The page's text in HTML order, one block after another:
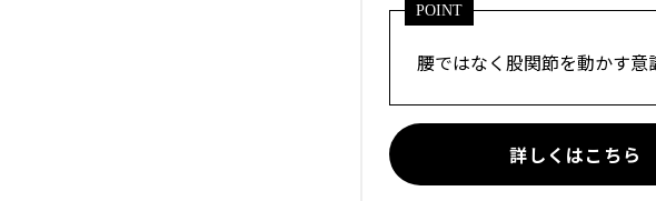
POINT
腰ではなく股関節を動かす意
詳しくはこちら